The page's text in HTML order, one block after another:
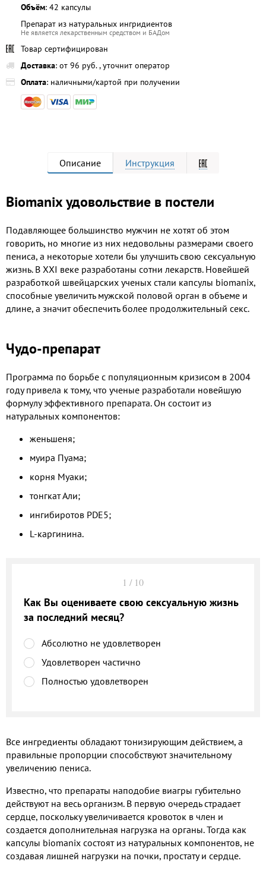
Объём: 42 капсулы
Препарат из натуральных ингридиентов
Не является лекарственным средством и БАДом
Товар сертифицирован
Доставка: от 96 руб. , уточнит оператор
Оплата: наличными/картой при получении
Описание Инструкция
Biomanix удовольствие в постели
Подавляющее большинство мужчин не хотят об этом
говорить, но многие из них недовольны размерами своего
пениса, а некоторые хотели бы улучшить свою сексуальную
жизнь. В XXI веке разработаны сотни лекарств. Новейшей
разработкой швейцарских ученых стали капсулы biomanix,
способные увеличить мужской половой орган в объеме и
длине, а значит обеспечить более продолжительный секс.
Чудо-препарат
Программа по борьбе с популяционным кризисом в 2004
году привела к тому, что ученые разработали новейшую
формулу эффективного препарата. Он состоит из
натуральных компонентов:
женьшеня;
муира Пуама;
корня Муаки;
тонгкат Али;
ингибиротов PDE5;
L-каргинина.
1 / 10
Как Вы оцениваете свою сексуальную жизнь
за последний месяц?
Абсолютно не удовлетворен
Удовлетворен частично
Полностью удовлетворен
Все ингредиенты обладают тонизирующим действием, а
правильные пропорции способствуют значительному
увеличению пениса.
Известно, что препараты наподобие виагры губительно
действуют на весь организм. В первую очередь страдает
сердце, поскольку увеличивается кровоток в член и
создается дополнительная нагрузка на органы. Тогда как
капсулы biomanix состоят из натуральных компонентов, не
создавая лишней нагрузки на почки, простату и сердце.